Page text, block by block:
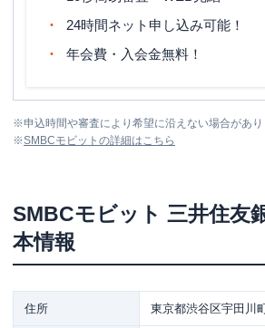
24時間ネット申し込み可能！
年会費・入会金無料！
※申込時間や審査により希望に沿えない場合があり
※SMBCモビット の詳細はこちら
SMBCモビット 三井住友
本情報
住所 東京都渋谷区宇田川